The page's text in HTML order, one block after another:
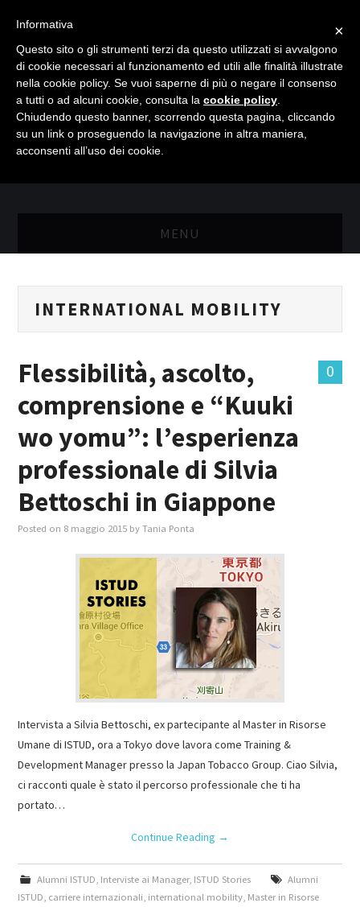
MENU
MASTER MARKETING & RETAIL
MASTER IN FOOD & BEVERAGE
GIURISTI IN AZIENDA
TUTTI
INTERNATIONAL MOBILITY
0
Flessibilità, ascolto,
comprensione e “Kuuki
wo yomu”: l’esperienza
professionale di Silvia
Bettoschi in Giappone
Posted on 8 maggio 2015 byTania Ponta
Intervista a Silvia Bettoschi, ex partecipante al Master in Risorse
Umane di ISTUD, ora a Tokyo dove lavora come Training &
Development Manager presso la Japan Tobacco Group. Ciao Silvia,
ci racconti quale è stato il percorso professionale che ti ha
portato…
Continue Reading →
Alumni ISTUD Interviste ai Manager, ISTUD Stories
Alumni
ISTUD carriere internazionali international mobility Master in Risorse
×
Informativa
Questo sito o gli strumenti terzi da questo utilizzati si avvalgono
di cookie necessari al funzionamento ed utili alle finalità illustrate
nella cookie policy. Se vuoi saperne di più o negare il consenso
a tutti o ad alcuni cookie, consulta la cookie policy
Chiudendo questo banner, scorrendo questa pagina, cliccando
su un link o proseguendo la navigazione in altra maniera,
acconsenti all’uso dei cookie.